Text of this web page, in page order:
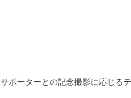
サポーターとの記念撮影に応じる